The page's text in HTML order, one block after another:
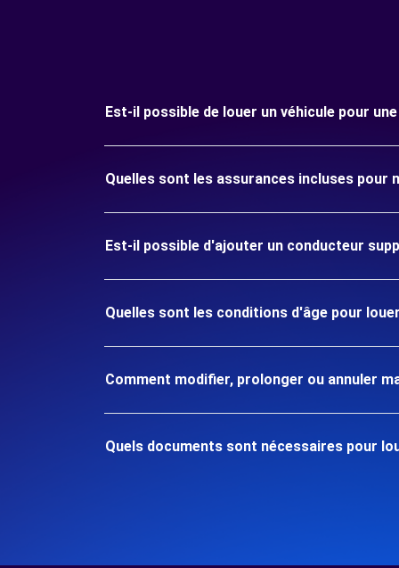
Est-il possible de louer un véhicule pour
Quelles sont les assurances incluses pour
Est-il possible d'ajouter un conducteur
Quelles sont les conditions d'âge pour
Comment modifier, prolonger ou annuler
Quels documents sont nécessaires pour